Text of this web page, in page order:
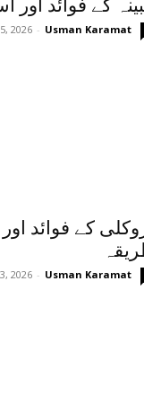
کے فوائد اور
Usman Karamat
-
2026
کے فوائد
Usman Karamat
-
2026